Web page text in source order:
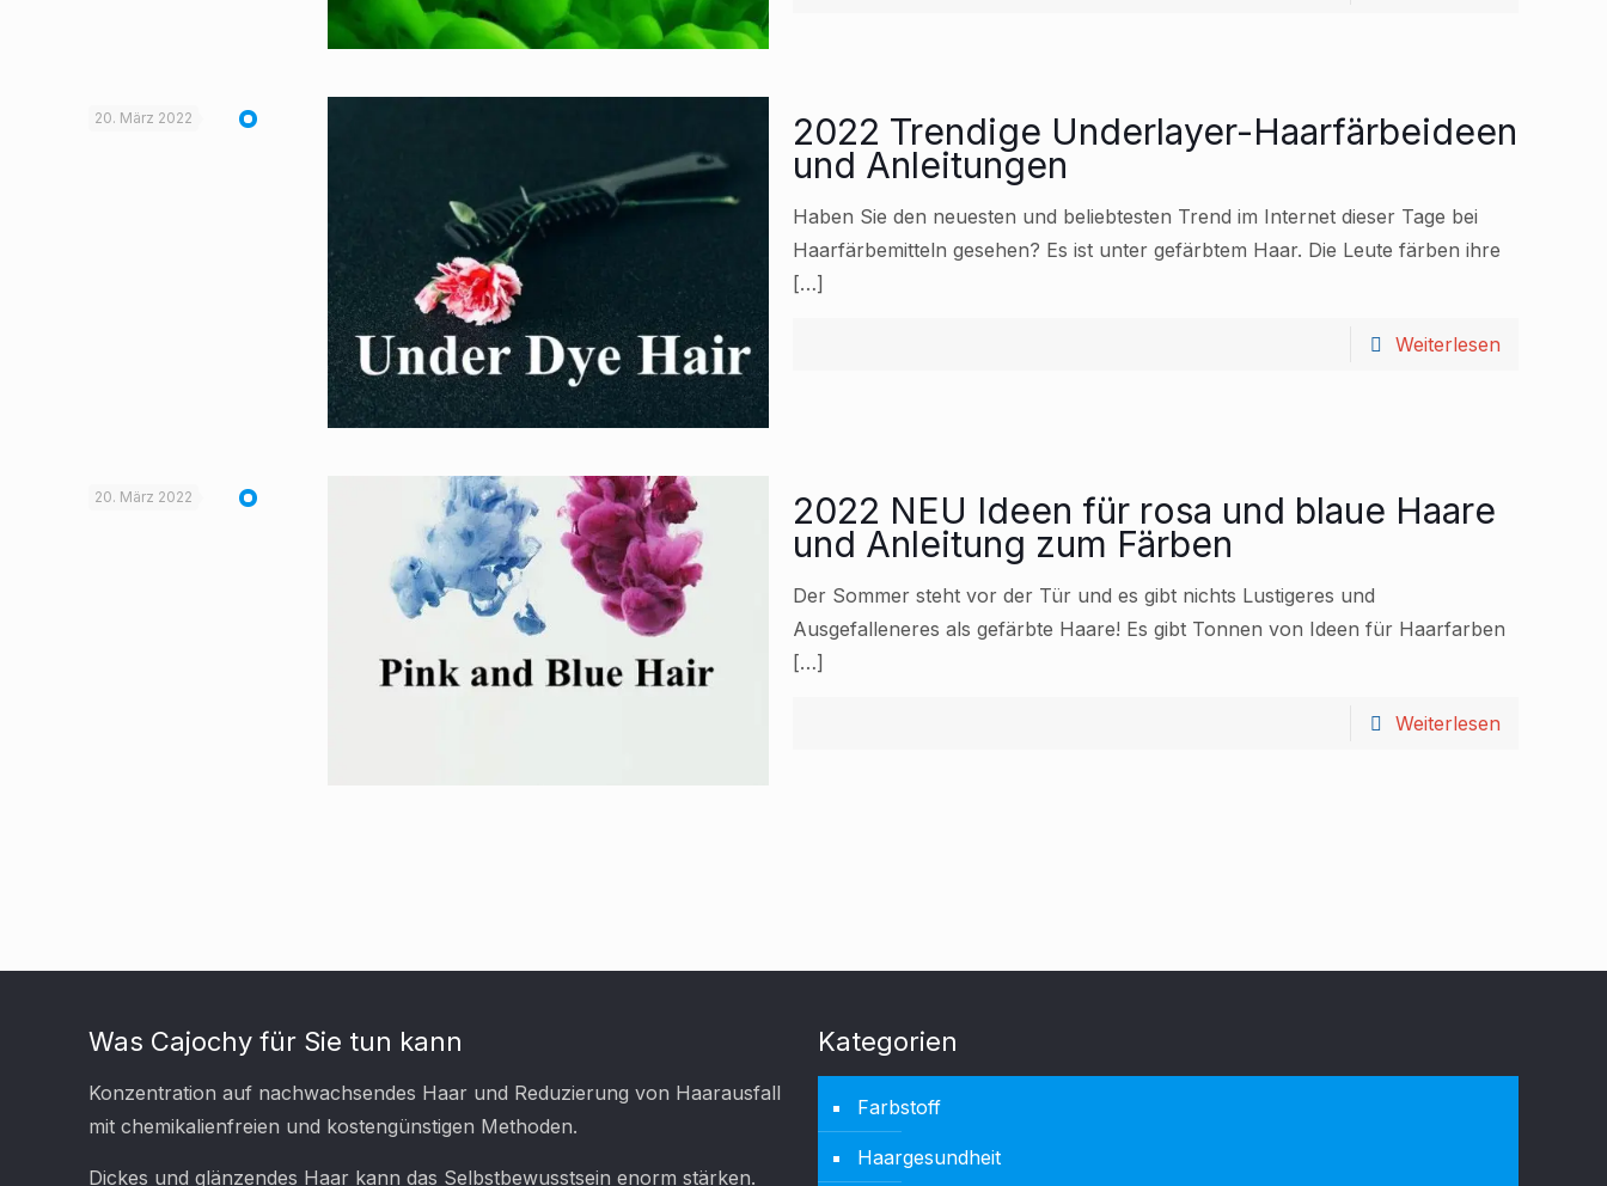
20. März 2022 2022 Trendige Underlayer-Haarfärbeideen
und Anleitungen
Haben Sie den neuesten und beliebtesten Trend im Internet dieser Tage bei
Haarfärbemitteln gesehen? Es ist unter gefärbtem Haar. Die Leute färben ihre
[…]
Weiterlesen
20. März 2022 2022 NEU Ideen für rosa und blaue Haare
und Anleitung zum Färben
Der Sommer steht vor der Tür und es gibt nichts Lustigeres und
Ausgefalleneres als gefärbte Haare! Es gibt Tonnen von Ideen für Haarfarben
[…]
Weiterlesen
Was Cajochy für Sie tun kann
Konzentration auf nachwachsendes Haar und Reduzierung von Haarausfall
mit chemikalienfreien und kostengünstigen Methoden.
Dickes und glänzendes Haar kann das Selbstbewusstsein enorm stärken.
Kategorien
Farbstoff
Haargesundheit